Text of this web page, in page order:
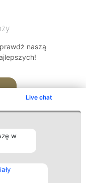
Live chat
w
naszą
Kontakt
Kontakt